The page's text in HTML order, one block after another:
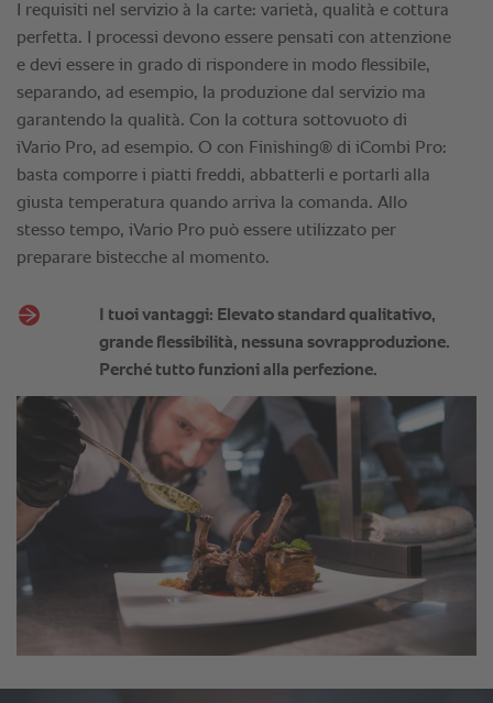
I requisiti nel servizio à la carte: varietà, qualità e cottura
perfetta. I processi devono essere pensati con attenzione
e devi essere in grado di rispondere in modo flessibile,
separando, ad esempio, la produzione dal servizio ma
garantendo la qualità. Con la cottura sottovuoto di
iVario Pro, ad esempio. O con Finishing® di iCombi Pro:
basta comporre i piatti freddi, abbatterli e portarli alla
giusta temperatura quando arriva la comanda. Allo
stesso tempo, iVario Pro può essere utilizzato per
preparare bistecche al momento.
I tuoi vantaggi: Elevato standard qualitativo,
grande flessibilità, nessuna sovrapproduzione.
Perché tutto funzioni alla perfezione.